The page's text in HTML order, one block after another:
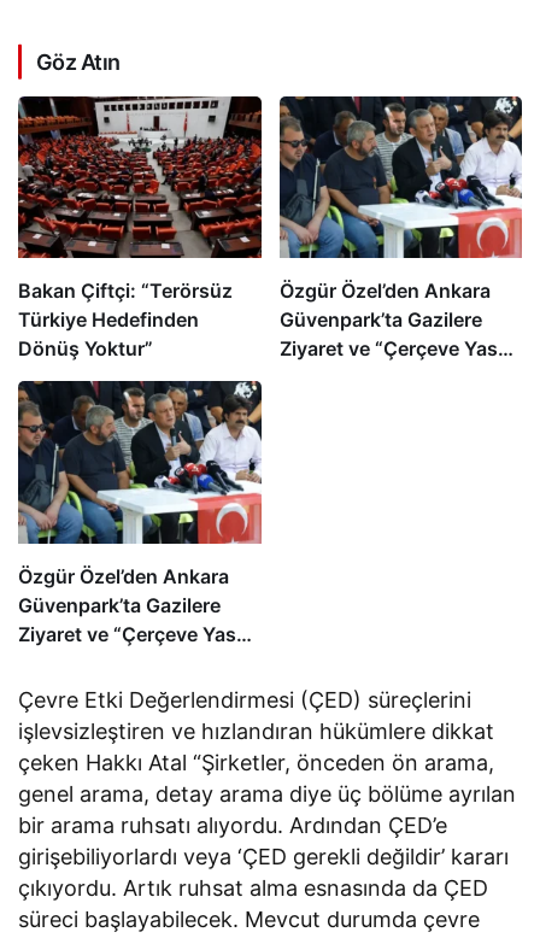
Göz Atın
Bakan Çiftçi: “Terörsüz
Türkiye Hedefinden
Dönüş Yoktur”
Özgür Özel’den Ankara
Güvenpark’ta Gazilere
Ziyaret ve “Çerçeve Yasa”
Özgür Özel’den Ankara
Güvenpark’ta Gazilere
Ziyaret ve “Çerçeve Yasa”
Çevre Etki Değerlendirmesi (ÇED) süreçlerini
işlevsizleştiren ve hızlandıran hükümlere dikkat
çeken Hakkı Atal “Şirketler, önceden ön arama,
genel arama, detay arama diye üç bölüme ayrılan
bir arama ruhsatı alıyordu. Ardından ÇED’e
girişebiliyorlardı veya ‘ÇED gerekli değildir’ kararı
çıkıyordu. Artık ruhsat alma esnasında da ÇED
süreci başlayabilecek. Mevcut durumda çevre